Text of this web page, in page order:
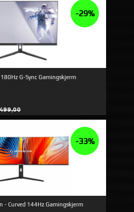
G-Sync Gamingskjerm
Rabatt
-29%
- Curved 144Hz Gamingskjerm
-33%